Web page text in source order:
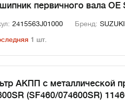
первичного вала
2415563J01000 Бренд: SUZUKI
1 шт.
АКПП с металлической
(SF460/074600SR)